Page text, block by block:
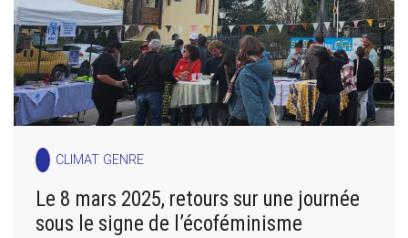
CLIMAT GENRE
Le 8 mars 2025, retours sur une journée
sous le signe de l’écoféminisme